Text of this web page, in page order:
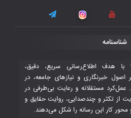
شناسنامه
ستاگیدیا در سال ۲۰۱۶ با هدف اطلاع‌رسانی سریع، دقیق،
اصول خبرنگاری و نیازهای جامعه، در
عمل‌کرد مستقلانه و رعایت بی‌طرفی در
از تکثر و چندصدایی، روایت حقایق و
محور کار این رسانه را شکل می‌دهند.